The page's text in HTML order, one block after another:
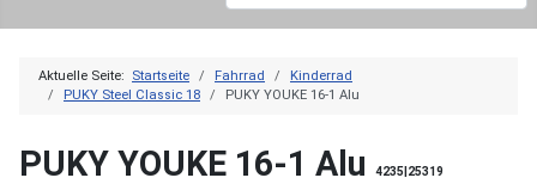
Aktuelle Seite: Startseite Fahrrad
Kinderrad
PUKY Steel Classic 18
PUKY YOUKE 16-1 Alu
PUKY YOUKE 16-1 Alu 4235|25319